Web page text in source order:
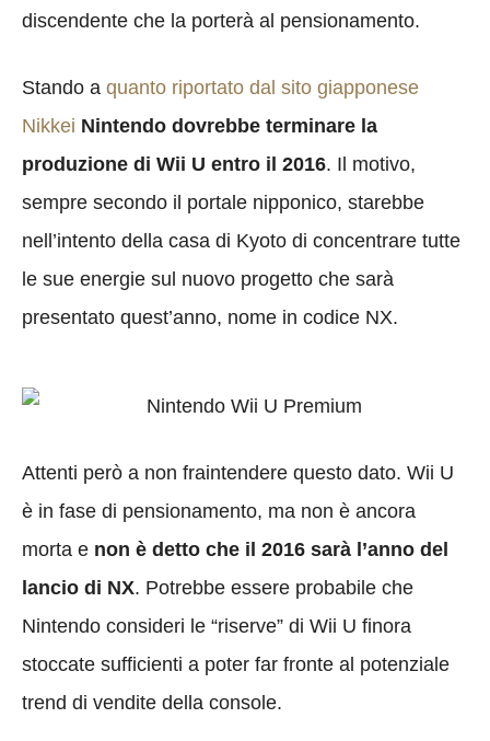
discendente che la porterà al pensionamento.
Stando a quanto riportato dal sito giapponese
Nikkei Nintendo dovrebbe terminare la
produzione di Wii U entro il 2016. Il motivo,
sempre secondo il portale nipponico, starebbe
nell’intento della casa di Kyoto di concentrare tutte
le sue energie sul nuovo progetto che sarà
presentato quest’anno, nome in codice NX.
Attenti però a non fraintendere questo dato. Wii U
è in fase di pensionamento, ma non è ancora
morta e non è detto che il 2016 sarà l’anno del
lancio di NX. Potrebbe essere probabile che
Nintendo consideri le “riserve” di Wii U finora
stoccate sufficienti a poter far fronte al potenziale
trend di vendite della console.